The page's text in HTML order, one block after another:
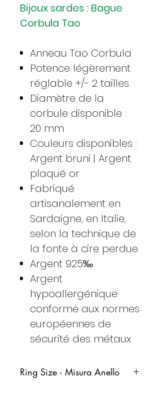
Bijoux sardes : Bague
Corbula Tao
Anneau Tao Corbula
Potence légèrement
réglable +/- 2 tailles
Diamètre de la
corbule disponible :
20 mm
Couleurs disponibles :
Argent bruni | Argent
plaqué or
Fabriqué
artisanalement en
Sardaigne, en Italie,
selon la technique de
la fonte à cire perdue.
Argent 925‰
Argent
hypoallergénique
conforme aux normes
européennes de
sécurité des métaux
Ring Size - Misura Anello